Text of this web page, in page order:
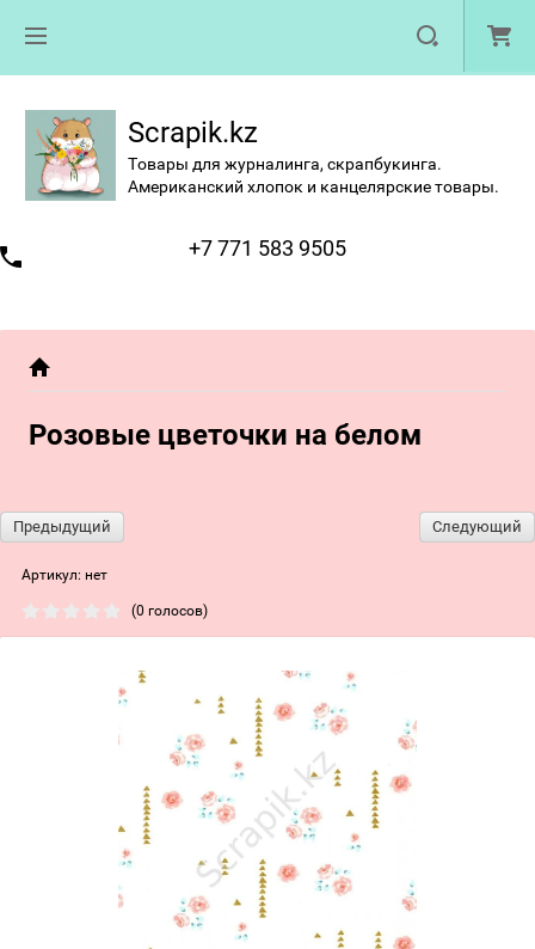
Scrapik.kz
Товары для журналинга, скрапбукинга.
Американский хлопок и канцелярские товары.
+7 771 583 9505
Розовые цветочки на белом
Предыдущий Следующий
Артикул: нет
(0 голосов)